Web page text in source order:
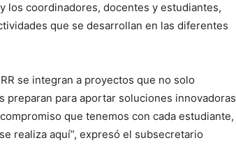
los coordinadores, docentes y estudiantes,
que se desarrollan en las diferentes
se integran a proyectos que no solo
para aportar soluciones innovadoras
que tenemos con cada estudiante,
realiza aquí”, expresó el subsecretario